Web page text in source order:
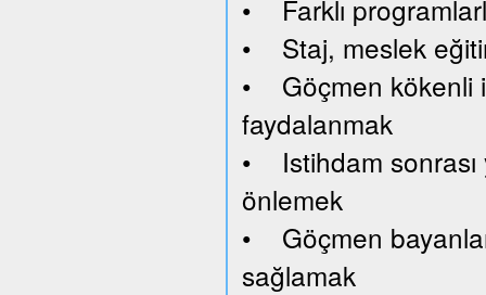
• Farklı
• Staj, meslek
• Göçmen kökenli
faydalanmak
• Istihdam sonrası
önlemek
• Göçmen
sağlamak